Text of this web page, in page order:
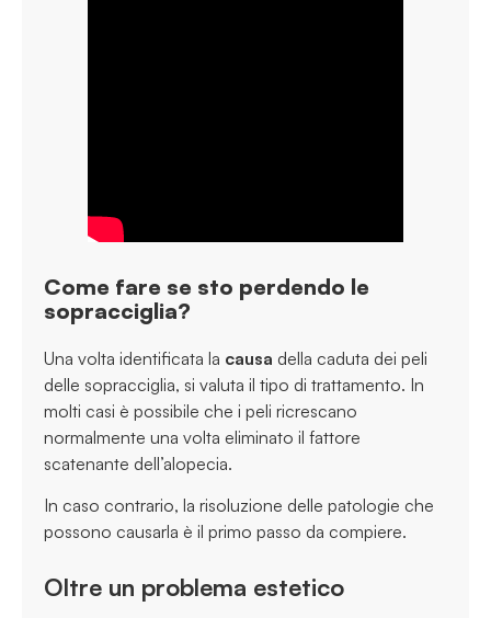
Come fare se sto perdendo le
sopracciglia?
Una volta identificata la causa della caduta dei peli
delle sopracciglia, si valuta il tipo di trattamento. In
molti casi è possibile che i peli ricrescano
normalmente una volta eliminato il fattore
scatenante dell’alopecia.
In caso contrario, la risoluzione delle patologie che
possono causarla è il primo passo da compiere.
Oltre un problema estetico